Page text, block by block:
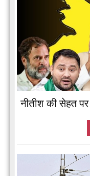
नीतीश की सेहत